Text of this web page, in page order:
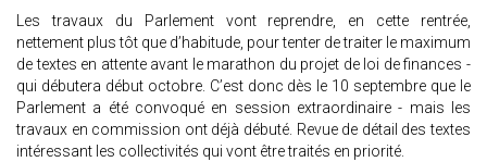
Les travaux du Parlement vont reprendre, en cette rentrée,
nettement plus tôt que d’habitude, pour tenter de traiter le maximum
de textes en attente avant le marathon du projet de loi de finances -
qui débutera début octobre. C’est donc dès le 10 septembre que le
Parlement a été convoqué en session extraordinaire - mais les
travaux en commission ont déjà débuté. Revue de détail des textes
intéressant les collectivités qui vont être traités en priorité.